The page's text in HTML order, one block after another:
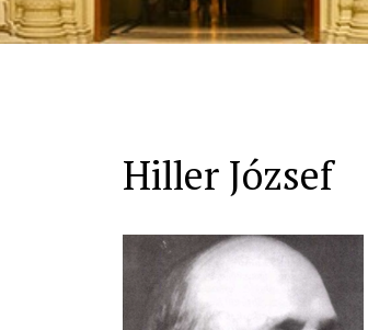
Hiller József